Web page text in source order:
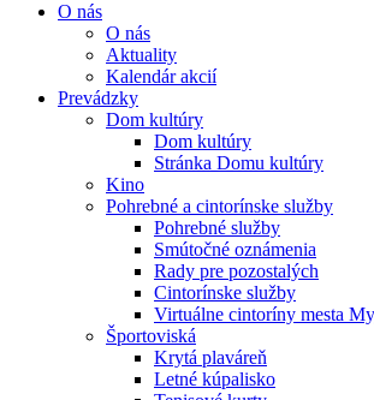
O nás
O nás
Aktuality
Kalendár akcií
Prevádzky
Dom kultúry
Dom kultúry
Stránka Domu kultúry
Kino
Pohrebné a cintorínske služby
Pohrebné služby
Smútočné oznámenia
Rady pre pozostalých
Cintorínske služby
Virtuálne cintoríny mesta
Športoviská
Krytá plaváreň
Letné kúpalisko